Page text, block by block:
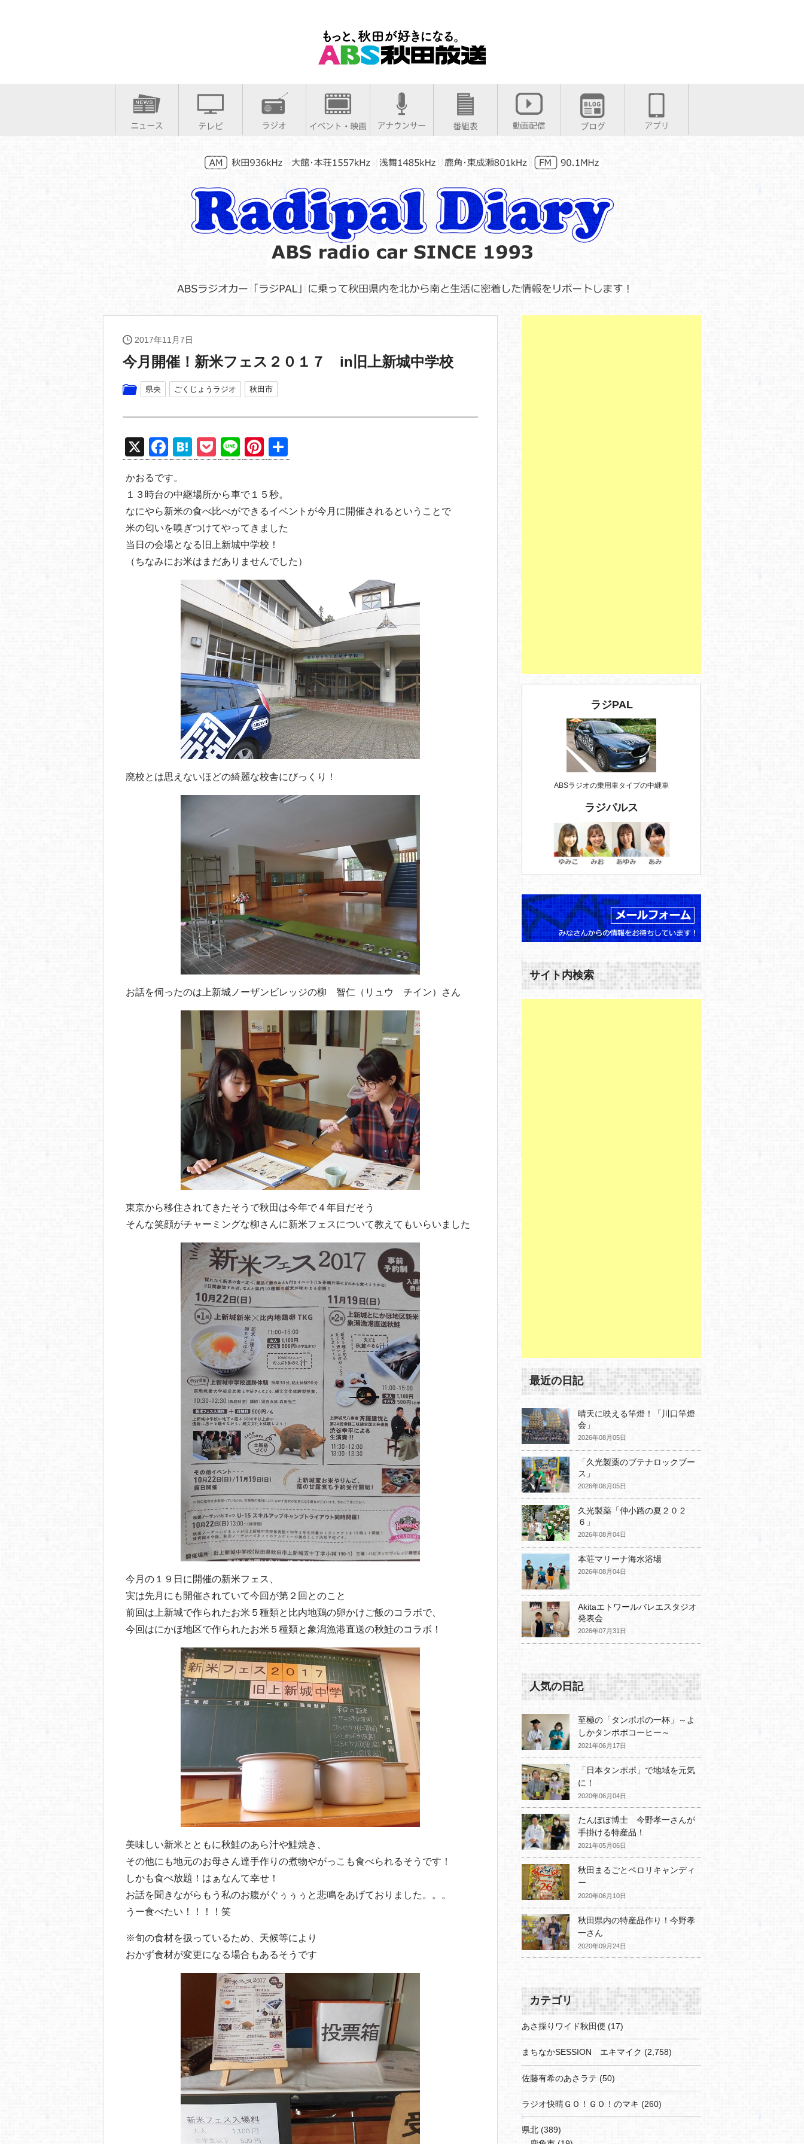
2017年11月7日
今月開催！新米フェス２０１７ in旧上新城中学校
県央 ごくじょうラジオ 秋田市
X
F
a
c
e
b
o
o
H
at
e
n
a
P
o
ck
et
Li
n
e
Pi
nt
er
e
st
有
かおるです。
１３時台の中継場所から車で１５秒。
なにやら新米の食べ比べができるイベントが今月に開催されるということで
米の匂いを嗅ぎつけてやってきました
当日の会場となる旧上新城中学校！
（ちなみにお米はまだありませんでした）
廃校とは思えないほどの綺麗な校舎にびっくり！
お話を伺ったのは上新城ノーザンビレッジの柳 智仁（リュウ チイン）さん
東京から移住されてきたそうで秋田は今年で４年目だそう
そんな笑顔がチャーミングな柳さんに新米フェスについて教えてもいらいました
今月の１９日に開催の新米フェス、
実は先月にも開催されていて今回が第２回とのこと
前回は上新城で作られたお米５種類と比内地鶏の卵かけご飯のコラボで、
今回はにかほ地区で作られたお米５種類と象潟漁港直送の秋鮭のコラボ！
美味しい新米とともに秋鮭のあら汁や鮭焼き、
その他にも地元のお母さん達手作りの煮物やがっこも食べられるそうです！
しかも食べ放題！はぁなんて幸せ！
お話を聞きながらもう私のお腹がぐぅぅぅと悲鳴をあげておりました。。。
うー食べたい！！！！笑
※旬の食材を扱っているため、天候等により
おかず食材が変更になる場合もあるそうです
ラジPAL
ABSラジオの乗用車タイプの中継車
ラジパルス
サイト内検索
最近の日記
晴天に映える竿燈！「川口竿燈
会」
2026年08月05日
「久光製薬のブテナロックブー
ス」
2026年08月05日
久光製薬「仲小路の夏２０２
６」
2026年08月04日
本荘マリーナ海水浴場
2026年08月04日
Akitaエトワールバレエスタジオ
発表会
2026年07月31日
人気の日記
至極の「タンポポの一杯」～よ
しかタンポポコーヒー～
2021年06月17日
「日本タンポポ」で地域を元気
に！
2020年06月04日
たんぽぽ博士 今野孝一さんが
手掛ける特産品！
2021年05月06日
秋田まるごとペロリキャンディ
ー
2020年06月10日
秋田県内の特産品作り！今野孝
一さん
2020年09月24日
カテゴリ
あさ採りワイド秋田便 (17)
まちなかSESSION エキマイク (2,758)
佐藤有希のあさラテ (50)
ラジオ快晴ＧＯ！ＧＯ！のマキ (260)
県北 (389)